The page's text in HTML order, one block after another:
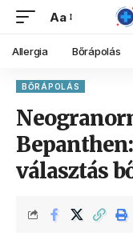
Aa
Allergia Bőrápolás
BŐRÁPOLÁS
választás